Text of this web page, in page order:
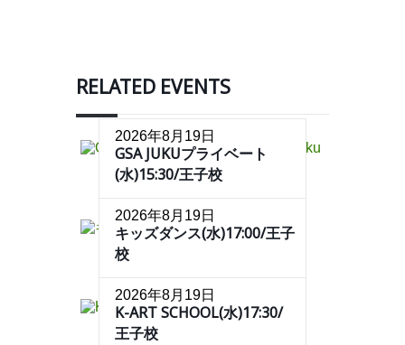
RELATED EVENTS
2026年8月19日
GSA JUKUプライベート
(水)15:30/王子校
2026年8月19日
キッズダンス(水)17:00/王子
校
2026年8月19日
K-ART SCHOOL(水)17:30/
王子校